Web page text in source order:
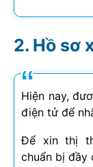
Hồ sơ
Hiện nay,
điện tử để
Để xin thị
chuẩn bị đầy